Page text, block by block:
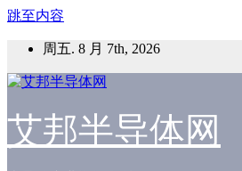
跳至内容
周五. 8 月 7th, 2026
艾邦半导体网